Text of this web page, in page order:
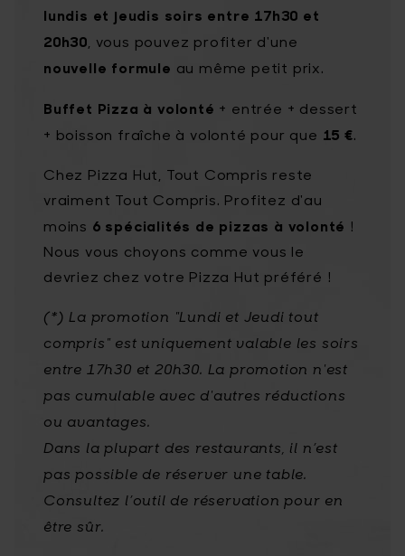
lundis et jeudis soirs entre 17h30 et
20h30 , vous pouvez profiter d'une
nouvelle formule au même petit prix.
Buffet Pizza à volonté + entrée + dessert
+ boisson fraîche à volonté pour que 15 €.
Chez Pizza Hut, Tout Compris reste
vraiment Tout Compris. Profitez d'au
moins 6 spécialités de pizzas à volonté !
Nous vous choyons comme vous le
devriez chez votre Pizza Hut préféré !
(*) La promotion "Lundi et Jeudi tout
compris" est uniquement valable les soirs
entre 17h30 et 20h30. La promotion n'est
pas cumulable avec d'autres réductions
ou avantages.
Dans la plupart des restaurants, il n’est
pas possible de réserver une table.
Consultez l’outil de réservation pour en
être sûr.